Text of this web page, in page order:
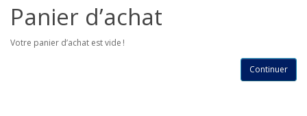
Panier d’achat
Votre panier d’achat est vide !
Continuer